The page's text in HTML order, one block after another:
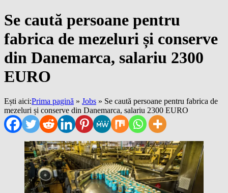
Se caută persoane pentru
fabrica de mezeluri și conserve
din Danemarca, salariu 2300
EURO
Ești aici:Prima pagină » Jobs » Se caută persoane pentru fabrica de
mezeluri și conserve din Danemarca, salariu 2300 EURO